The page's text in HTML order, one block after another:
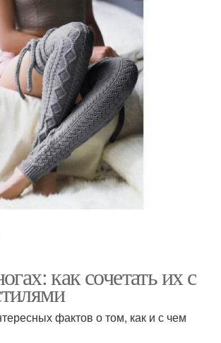
как сочетать их с
фактов о том, как и с чем